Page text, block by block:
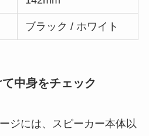
ブラック / ホワイト
中身をチェック
ジには、スピーカー本体以